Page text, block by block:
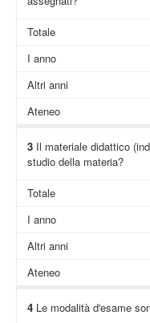
Totale
I anno
Altri anni
Ateneo
3Il materiale didattico
studio della materia?
Totale
I anno
Altri anni
Ateneo
4Le modalità d'esame